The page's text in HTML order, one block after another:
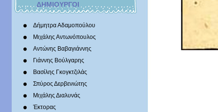
ΔΗΜΙΟΥΡΓΟΙ
Δήμητρα Αδαμοπούλου
Μιχάλης Αντωνόπουλος
Αντώνης Βαβαγιάννης
Γιάννης Βούλγαρης
Βασίλης Γκογκτζιλάς
Σπύρος Δερβενιώτης
Mιχάλης Διαλυνάς
Έκτορας